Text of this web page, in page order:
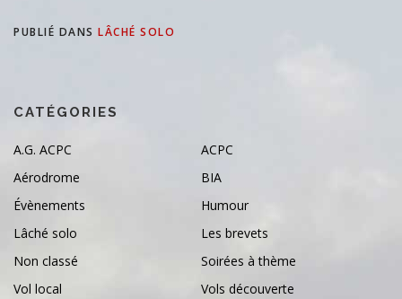
PUBLIÉ DANS LÂCHÉ SOLO
CATÉGORIES
A.G. ACPC
ACPC
Aérodrome
BIA
Évènements
Humour
Lâché solo
Les brevets
Non classé
Soirées à thème
Vol local
Vols découverte